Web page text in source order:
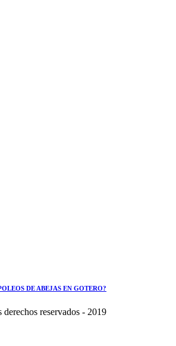
DE ABEJAS EN GOTERO?
reservados - 2019